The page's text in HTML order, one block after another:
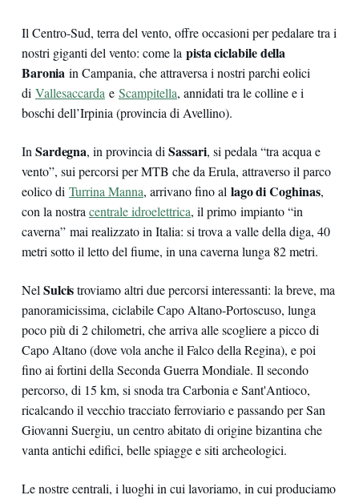
Il Centro-Sud, terra del vento, offre occasioni per pedalare tra i
nostri giganti del vento: come la pista ciclabile della
Baronia in Campania, che attraversa i nostri parchi eolici
di Vallesaccarda e Scampitella, annidati tra le colline e i
boschi dell’Irpinia (provincia di Avellino).
In Sardegna, in provincia diSassari, si pedala “tra acqua e
vento”, sui percorsi per MTB che da Erula, attraverso il parco
eolico di Turrina Manna, arrivano fino al lago di Coghinas,
con la nostra centrale idroelettrica, il primo impianto “in
caverna” mai realizzato in Italia: si trova a valle della diga, 40
metri sotto il letto del fiume, in una caverna lunga 82 metri.
Nel Sulcistroviamo altri due percorsi interessanti: la breve, ma
panoramicissima, ciclabile Capo Altano-Portoscuso, lunga
poco più di 2 chilometri, che arriva alle scogliere a picco di
Capo Altano (dove vola anche il Falco della Regina), e poi
fino ai fortini della Seconda Guerra Mondiale. Il secondo
percorso, di 15 km, si snoda tra Carbonia e Sant'Antioco,
ricalcando il vecchio tracciato ferroviario e passando per San
Giovanni Suergiu, un centro abitato di origine bizantina che
vanta antichi edifici, belle spiagge e siti archeologici.
Le nostre centrali, i luoghi in cui lavoriamo, in cui produciamo